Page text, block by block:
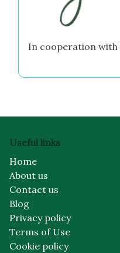
In cooperation with
Useful links
Home
About us
Contact us
Blog
Privacy policy
Terms of Use
Cookie policy